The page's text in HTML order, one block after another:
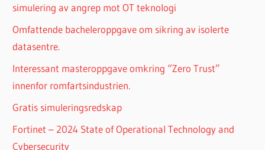
simulering av angrep mot OT teknologi
Omfattende bacheleroppgave om sikring av isolerte
datasentre.
Interessant masteroppgave omkring “Zero Trust”
innenfor romfartsindustrien.
Gratis simuleringsredskap
Fortinet – 2024 State of Operational Technology and
Cybersecurity